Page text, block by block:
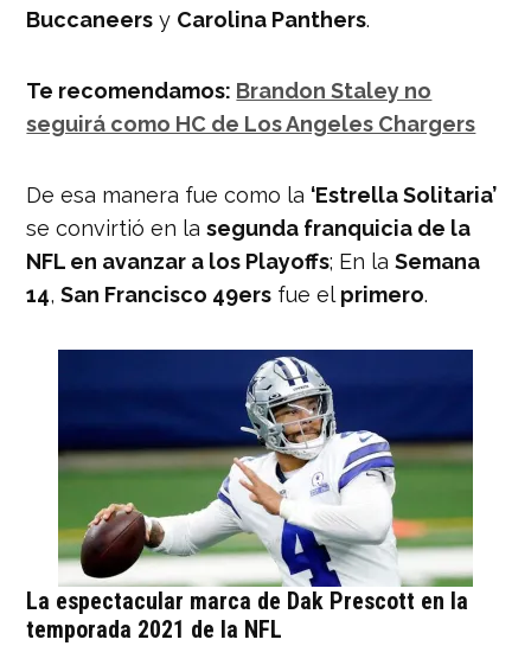
Buccaneers y Carolina Panthers.
Te recomendamos: Brandon Staley no
seguirá como HC de Los Angeles Chargers
De esa manera fue como la ‘Estrella Solitaria’
se convirtió en lasegunda franquicia de la
NFL en avanzar a los Playoffs; En laSemana
14,San Francisco 49ers fue el primero.
La espectacular marca de Dak Prescott en la
temporada 2021 de la NFL